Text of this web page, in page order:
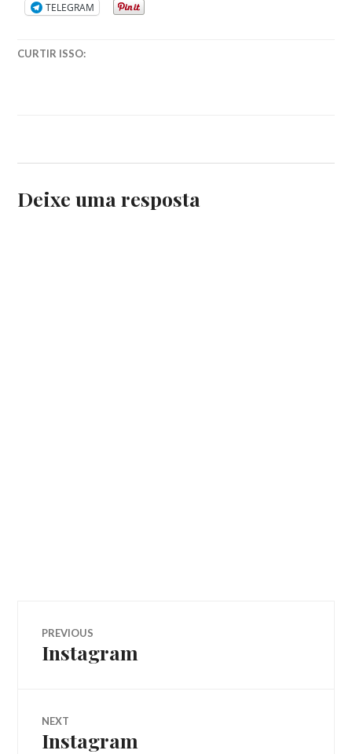
LITERÁRIO
FERRANTE,
POR
TELEGRAM
CURTIR ISSO:
Deixe uma resposta
Navegação
de
Post
PREVIOUS
Previous
Instagram
NEXT
Next
Instagram